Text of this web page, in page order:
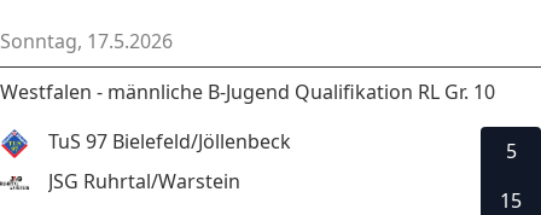
Sonntag, 17.5.2026
Westfalen - männliche B-Jugend Qualifikation RL Gr. 10
TuS 97 Bielefeld/Jöllenbeck
JSG Ruhrtal/Warstein
5
15